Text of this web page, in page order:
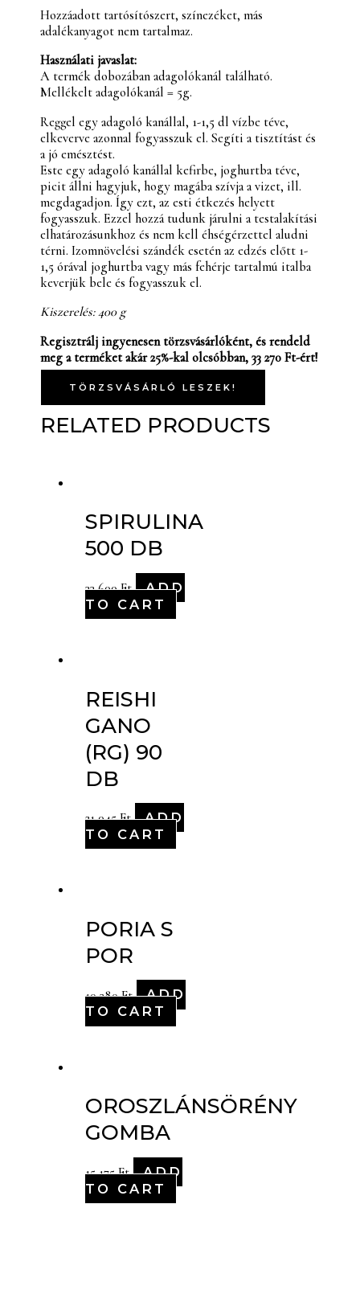
Hozzáadott tartósítószert, színezéket, más
adalékanyagot nem tartalmaz.
Használati javaslat:
A termék dobozában adagolókanál található.
Mellékelt adagolókanál = 5g.
Reggel egy adagoló kanállal, 1-1,5 dl vízbe téve,
elkeverve azonnal fogyasszuk el. Segíti a tisztítást és
a jó emésztést.
Este egy adagoló kanállal kefirbe, joghurtba téve,
picit állni hagyjuk, hogy magába szívja a vizet, ill.
megdagadjon. Így ezt, az esti étkezés helyett
fogyasszuk. Ezzel hozzá tudunk járulni a testalakítási
elhatározásunkhoz és nem kell éhségérzettel aludni
térni. Izomnövelési szándék esetén az edzés előtt 1-
1,5 órával joghurtba vagy más fehérje tartalmú italba
keverjük bele és fogyasszuk el.
Kiszerelés: 400 g
Regisztrálj ingyenesen törzsvásárlóként, és rendeld
meg a terméket akár 25%-kal olcsóbban, 33 270 Ft-ért!
TÖRZSVÁSÁRLÓ LESZEK!
RELATED PRODUCTS
SPIRULINA
500 DB
33,600Ft
ADD
TO CART
REISHI
GANO
(RG) 90
DB
21,045Ft
ADD
TO CART
PORIA S
POR
10,380Ft
ADD
TO CART
OROSZLÁNSÖRÉNY
GOMBA
15,175Ft
ADD
TO CART